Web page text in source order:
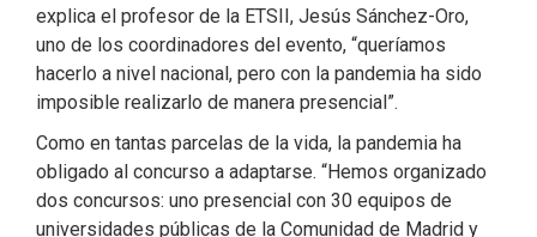
explica el profesor de la ETSII, Jesús Sánchez-Oro,
uno de los coordinadores del evento, “queríamos
hacerlo a nivel nacional, pero con la pandemia ha sido
imposible realizarlo de manera presencial”.
Como en tantas parcelas de la vida, la pandemia ha
obligado al concurso a adaptarse. “Hemos organizado
dos concursos: uno presencial con 30 equipos de
universidades públicas de la Comunidad de Madrid y